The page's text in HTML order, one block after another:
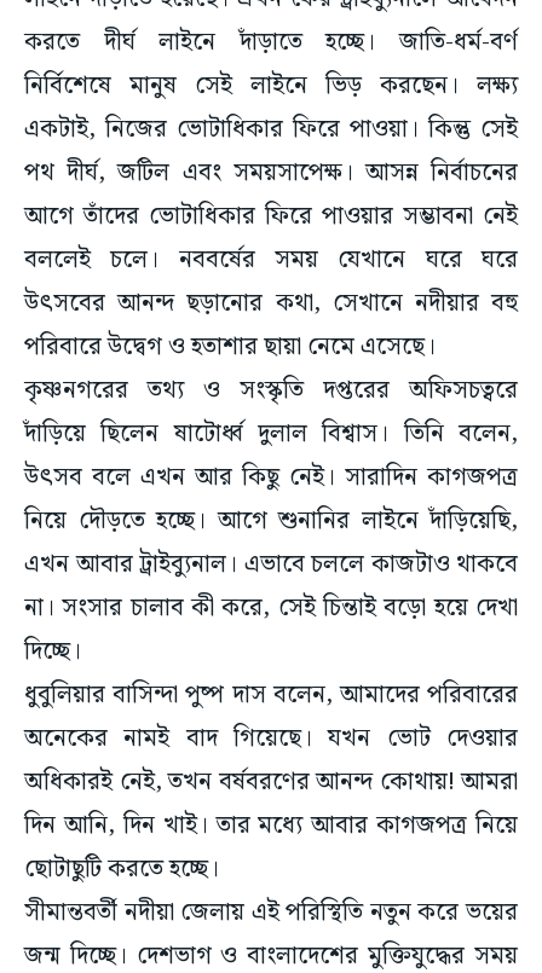
করতে দীর্ঘ লাইনে দাঁড়াতে হচ্ছে। জাতি-ধর্ম-বর্ণ
নির্বিশেষে মানুষ সেই লাইনে ভিড় করছেন। লক্ষ্য
একটাই, নিজের ভোটাধিকার ফিরে পাওয়া। কিন্তু সেই
পথ দীর্ঘ, জটিল এবং সময়সাপেক্ষ। আসন্ন নির্বাচনের
আগে তাঁদের ভোটাধিকার ফিরে পাওয়ার সম্ভাবনা নেই
বললেই চলে। নববর্ষের সময় যেখানে ঘরে ঘরে
উৎসবের আনন্দ ছড়ানোর কথা, সেখানে নদীয়ার বহু
পরিবারে উদ্বেগ ও হতাশার ছায়া নেমে এসেছে।
কৃষ্ণনগরের তথ্য ও সংস্কৃতি দপ্তরের অফিসচত্বরে
দাঁড়িয়ে ছিলেন ষাটোর্ধ্ব দুলাল বিশ্বাস। তিনি বলেন,
উৎসব বলে এখন আর কিছু নেই। সারাদিন কাগজপত্র
নিয়ে দৌড়তে হচ্ছে। আগে শুনানির লাইনে দাঁড়িয়েছি,
এখন আবার ট্রাইব্যুনাল। এভাবে চললে কাজটাও থাকবে
না। সংসার চালাব কী করে, সেই চিন্তাই বড়ো হয়ে দেখা
দিচ্ছে।
ধুবুলিয়ার বাসিন্দা পুষ্প দাস বলেন, আমাদের পরিবারের
অনেকের নামই বাদ গিয়েছে। যখন ভোট দেওয়ার
অধিকারই নেই, তখন বর্ষবরণের আনন্দ কোথায়! আমরা
দিন আনি, দিন খাই। তার মধ্যে আবার কাগজপত্র নিয়ে
ছোটাছুটি করতে হচ্ছে।
সীমান্তবর্তী নদীয়া জেলায় এই পরিস্থিতি নতুন করে ভয়ের
জন্ম দিচ্ছে। দেশভাগ ও বাংলাদেশের মুক্তিযুদ্ধের সময়